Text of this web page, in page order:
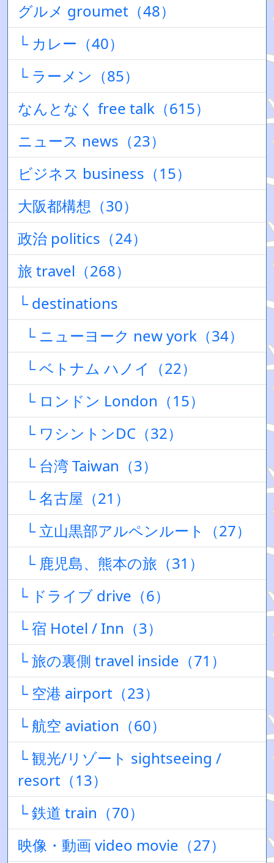
グルメ groumet（48）
└ カレー（40）
└ ラーメン（85）
なんとなく free talk（615）
ニュース news（23）
ビジネス business（15）
大阪都構想（30）
政治 politics（24）
旅 travel（268）
└ destinations
└ ニューヨーク new york（34）
└ ベトナム ハノイ（22）
└ ロンドン London（15）
└ ワシントンDC（32）
└ 台湾 Taiwan（3）
└ 名古屋（21）
└ 立山黒部アルペンルート（27）
└ 鹿児島、熊本の旅（31）
└ ドライブ drive（6）
└ 宿 Hotel / Inn（3）
└ 旅の裏側 travel inside（71）
└ 空港 airport（23）
└ 航空 aviation（60）
└ 観光/リゾート sightseeing /
resort（13）
└ 鉄道 train（70）
映像・動画 video movie（27）